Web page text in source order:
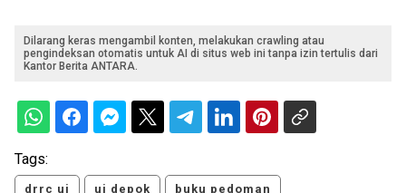
Dilarang keras mengambil konten, melakukan crawling atau
pengindeksan otomatis untuk AI di situs web ini tanpa izin tertulis dari
Kantor Berita ANTARA.
Tags:
drrc ui ui depok buku pedoman